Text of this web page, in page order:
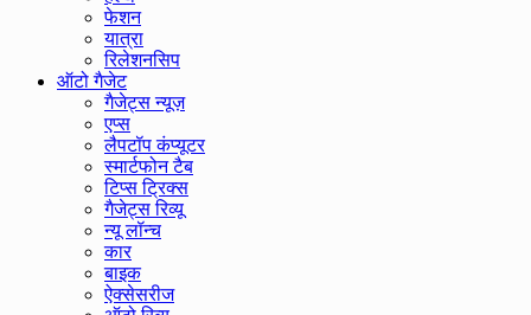
फेशन
यात्रा
रिलेशनसिप
ऑटो गैजेट
गैजेट्स न्यूज़
एप्स
लैपटॉप कंप्यूटर
स्मार्टफोन टैब
टिप्स ट्रिक्स
गैजेट्स रिव्यू
न्यू लॉन्च
कार
बाइक
ऐक्सेसरीज